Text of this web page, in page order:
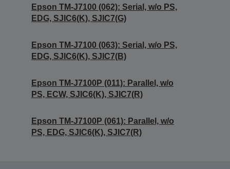
Epson TM-J7100 (062): Serial, w/o PS,
EDG, SJIC6(K), SJIC7(G)
Epson TM-J7100 (063): Serial, w/o PS,
EDG, SJIC6(K), SJIC7(B)
Epson TM-J7100P (011): Parallel, w/o
PS, ECW, SJIC6(K), SJIC7(R)
Epson TM-J7100P (061): Parallel, w/o
PS, EDG, SJIC6(K), SJIC7(R)